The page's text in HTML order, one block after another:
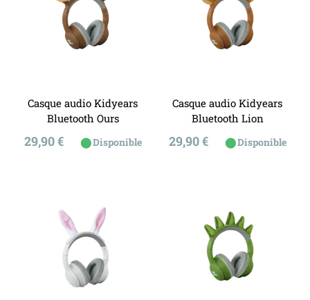
Casque audio Kidyears
Bluetooth Ours
Prix
29,90 € ⬤Disponible
Casque audio Kidyears
Bluetooth Lion
Prix
29,90 € ⬤Disponible